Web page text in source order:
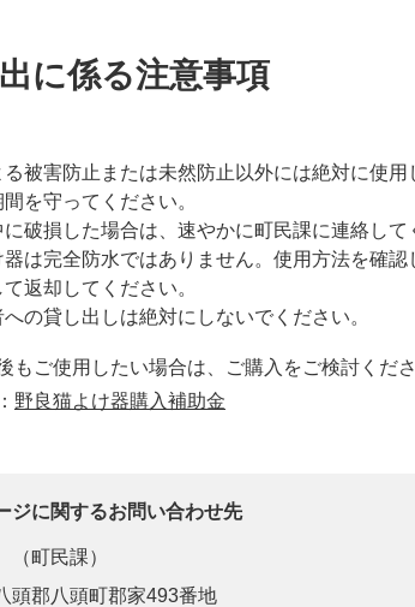
に係る注意事項
被害防止または未然防止以外には絶対に使用
を守ってください。
破損した場合は、速やかに町民課に連絡して
は完全防水ではありません。使用方法を確認
返却してください。
の貸し出しは絶対にしないでください。
もご使用したい場合は、ご購入をご検討くださ
野良猫よけ器購入補助金
ジに関するお問い合わせ先
町民課
頭郡八頭町郡家493番地